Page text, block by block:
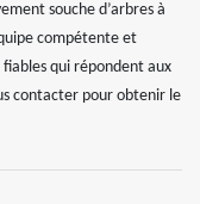
souche d’arbres à
compétente et
qui répondent aux
contacter pour obtenir le